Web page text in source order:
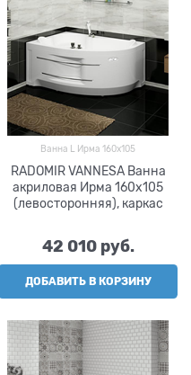
Ванна L Ирма 160х105
RADOMIR VANNESA Ванна
акриловая Ирма 160х105
(левосторонняя), каркас
42 010 руб.
ДОБАВИТЬ В КОРЗИНУ